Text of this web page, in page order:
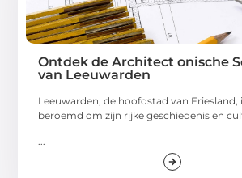
Ontdek de Architect onische
van Leeuwarden
Leeuwarden, de hoofdstad van Friesland,
beroemd om zijn rijke geschiedenis en